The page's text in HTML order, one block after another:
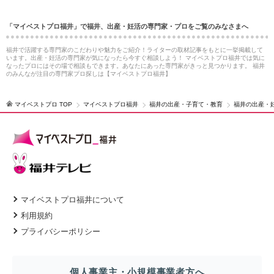
「マイベストプロ福井」で福井、出産・妊活の専門家・プロをご覧のみなさまへ
福井で活躍する専門家のこだわりや魅力をご紹介！ライターの取材記事をもとに一挙掲載して
います。出産・妊活の専門家が気になったら今すぐ相談しよう！ マイベストプロ福井では気に
なったプロにはその場で相談もできます。あなたにあった専門家がきっと見つかります。 福井
のみんなが注目の専門家プロ探しは【マイベストプロ福井】
マイベストプロ TOP マイベストプロ福井 福井の出産・子育て・教育 福井の出産・
マイベストプロ福井について
利用規約
プライバシーポリシー